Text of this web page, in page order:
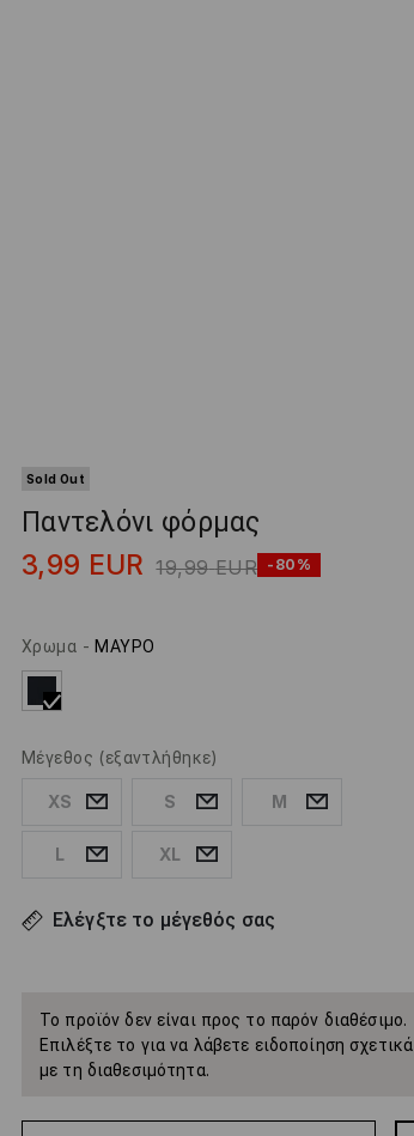
Sold Out
Παντελόνι φόρμας
3,99 EUR 19,99 EUR -80%
Χρωμα -ΜΑΥΡΟ
Μέγεθος (εξαντλήθηκε)
XS S M
L XL
Ελέγξτε το μέγεθός σας
Το προϊόν δεν είναι προς το παρόν διαθέσιμο.
Επιλέξτε το για να λάβετε ειδοποίηση σχετικά
με τη διαθεσιμότητα.